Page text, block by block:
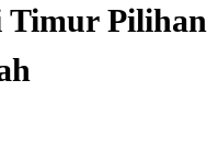
Timur Pilihan